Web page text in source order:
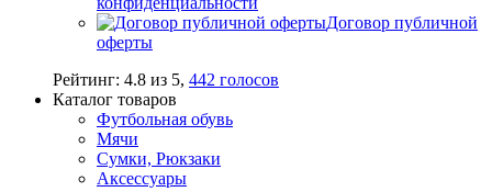
Договор публичной
оферты
Рейтинг: 4.8 из 5, 442 голосов
Каталог товаров
Футбольная обувь
Мячи
Сумки, Рюкзаки
Аксессуары